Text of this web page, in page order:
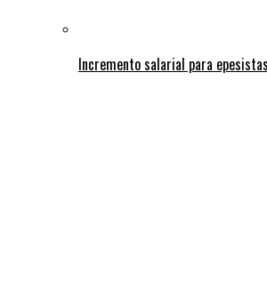
Incremento salarial para